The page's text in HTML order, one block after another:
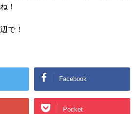
！
で！
Facebook
Pocket